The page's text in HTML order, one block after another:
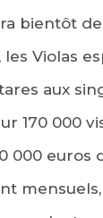
bientôt
Violas
aux
170 000
000 euros